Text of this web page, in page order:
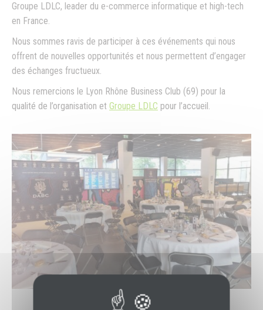
Groupe LDLC, leader du e-commerce informatique et high-tech
en France.
Nous sommes ravis de participer à ces événements qui nous
offrent de nouvelles opportunités et nous permettent d’engager
des échanges fructueux.
Nous remercions le Lyon Rhône Business Club (69) pour la
qualité de l’organisation et Groupe LDLC pour l’accueil.